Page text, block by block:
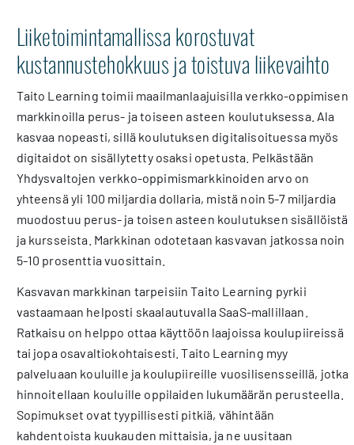
Liiketoimintamallissa korostuvat
kustannustehokkuus ja toistuva liikevaihto
Taito Learning toimii maailmanlaajuisilla verkko-oppimisen
markkinoilla perus- ja toiseen asteen koulutuksessa. Ala
kasvaa nopeasti, sillä koulutuksen digitalisoituessa myös
digitaidot on sisällytetty osaksi opetusta. Pelkästään
Yhdysvaltojen verkko-oppimismarkkinoiden arvo on
yhteensä yli 100 miljardia dollaria, mistä noin 5-7 miljardia
muodostuu perus- ja toisen asteen koulutuksen sisällöistä
ja kursseista. Markkinan odotetaan kasvavan jatkossa noin
5-10 prosenttia vuosittain.
Kasvavan markkinan tarpeisiin Taito Learning pyrkii
vastaamaan helposti skaalautuvalla SaaS-mallillaan.
Ratkaisu on helppo ottaa käyttöön laajoissa koulupiireissä
tai jopa osavaltiokohtaisesti. Taito Learning myy
palveluaan kouluille ja koulupiireille vuosilisensseillä, jotka
hinnoitellaan kouluille oppilaiden lukumäärän perusteella.
Sopimukset ovat tyypillisesti pitkiä, vähintään
kahdentoista kuukauden mittaisia, ja ne uusitaan